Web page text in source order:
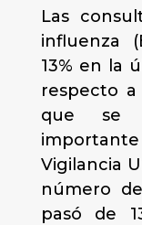
Las
influenza
13% en la
respecto
que se
importante
Vigilancia
número
pasó de